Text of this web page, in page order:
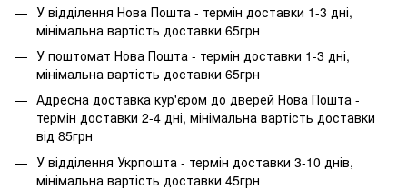
У відділення Нова Пошта - термін доставки 1-3 дні,
мінімальна вартість доставки 65грн
У поштомат Нова Пошта - термін доставки 1-3 дні,
мінімальна вартість доставки 65грн
Адресна доставка кур'єром до дверей Нова Пошта -
термін доставки 2-4 дні, мінімальна вартість доставки
від 85грн
У відділення Укрпошта - термін доставки 3-10 днів,
мінімальна вартість доставки 45грн